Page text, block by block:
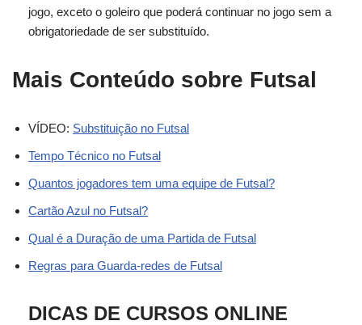
jogo, exceto o goleiro que poderá continuar no jogo sem a
obrigatoriedade de ser substituído.
Mais Conteúdo sobre Futsal
VÍDEO: Substituição no Futsal
Tempo Técnico no Futsal
Quantos jogadores tem uma equipe de Futsal?
Cartão Azul no Futsal?
Qual é a Duração de uma Partida de Futsal
Regras para Guarda-redes de Futsal
DICAS DE CURSOS ONLINE